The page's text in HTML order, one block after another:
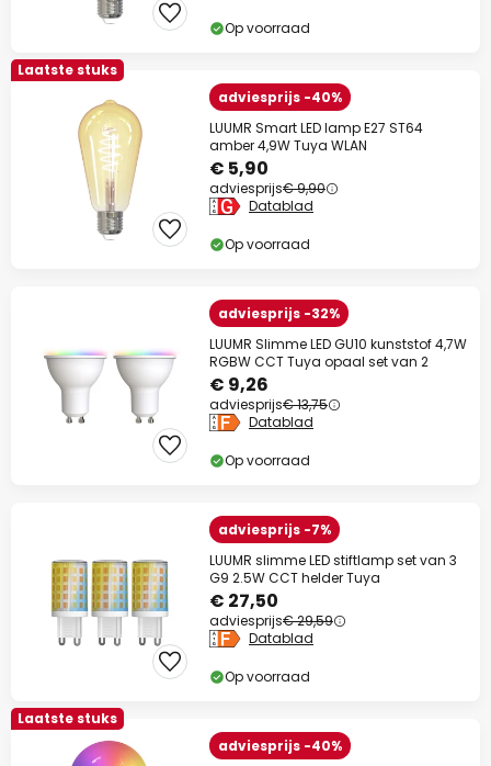
Op voorraad
Laatste stuks
adviesprijs -40%
LUUMR Smart LED lamp E27 ST64
amber 4,9W Tuya WLAN
€ 5,90
adviesprijs€ 9,90
Datablad
Op voorraad
adviesprijs -32%
LUUMR Slimme LED GU10 kunststof 4,7W
RGBW CCT Tuya opaal set van 2
€ 9,26
adviesprijs€ 13,75
Datablad
Op voorraad
adviesprijs -7%
LUUMR slimme LED stiftlamp set van 3
G9 2.5W CCT helder Tuya
€ 27,50
adviesprijs€ 29,59
Datablad
Op voorraad
Laatste stuks
adviesprijs -40%